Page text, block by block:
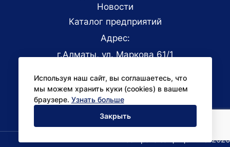
Используя наш сайт, вы соглашаетесь, что
мы можем хранить куки (cookies) в вашем
браузере. Узнать больше
Закрыть
Новости
Каталог предприятий
Адрес:
г.Алматы, ул. Маркова 61/1
office@niac.kz
Для СМИ:
pr@niac.kz
Все права защищены © 2026